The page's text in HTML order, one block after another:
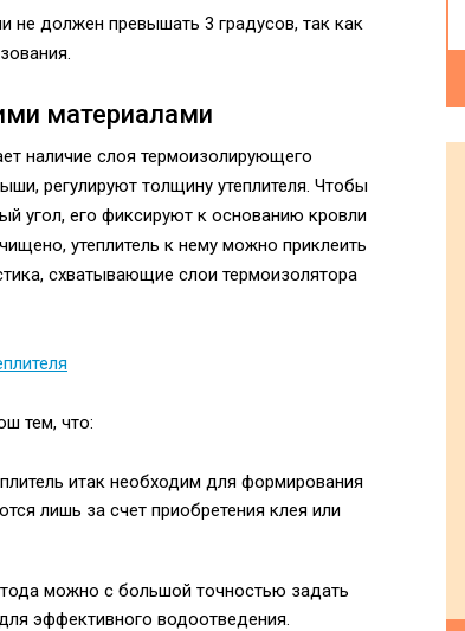
не должен превышать 3 градусов, так как
материалами
наличие слоя термоизолирующего
регулируют толщину утеплителя. Чтобы
угол, его фиксируют к основанию кровли
утеплитель к нему можно приклеить
схватывающие слои термоизолятора
тем, что:
итак необходим для формирования
лишь за счет приобретения клея или
можно с большой точностью задать
эффективного водоотведения.